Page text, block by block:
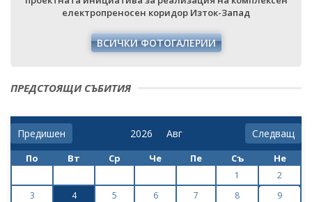
ПРЕДСТОЯЩИ СЪБИТИЯ
Предишен Следващ
По Вт Ср Че Пе Съ Не
1
2
3
4 5 6 7 8
9